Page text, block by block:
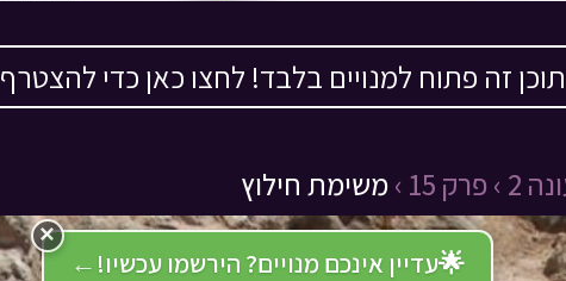
תוכן זה פתוח למנויים בלבד! לחצו כאן כדי להצטרף
2 › פרק 15 › משימת חילוץ
🌟עדיין אינכם מנויים? הירשמו עכשיו! ←
×